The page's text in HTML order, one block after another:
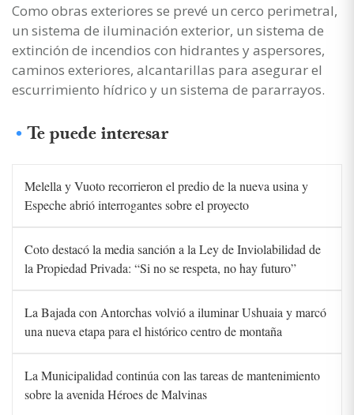
Como obras exteriores se prevé un cerco perimetral,
un sistema de iluminación exterior, un sistema de
extinción de incendios con hidrantes y aspersores,
caminos exteriores, alcantarillas para asegurar el
escurrimiento hídrico y un sistema de pararrayos.
Te puede interesar
Melella y Vuoto recorrieron el predio de la nueva usina y
Espeche abrió interrogantes sobre el proyecto
Coto destacó la media sanción a la Ley de Inviolabilidad de
la Propiedad Privada: “Si no se respeta, no hay futuro”
La Bajada con Antorchas volvió a iluminar Ushuaia y marcó
una nueva etapa para el histórico centro de montaña
La Municipalidad continúa con las tareas de mantenimiento
sobre la avenida Héroes de Malvinas